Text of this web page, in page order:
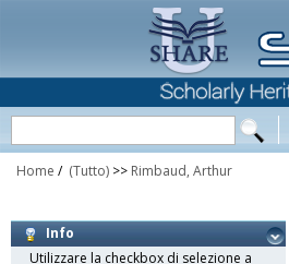
Home / (Tutto) >> Rimbaud, Arthur
Info
Utilizzare la checkbox di selezione a